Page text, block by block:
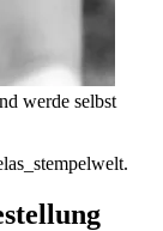
werde selbst